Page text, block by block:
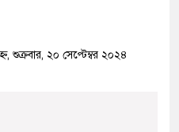
২০ সেপ্টেম্বর ২০২৪